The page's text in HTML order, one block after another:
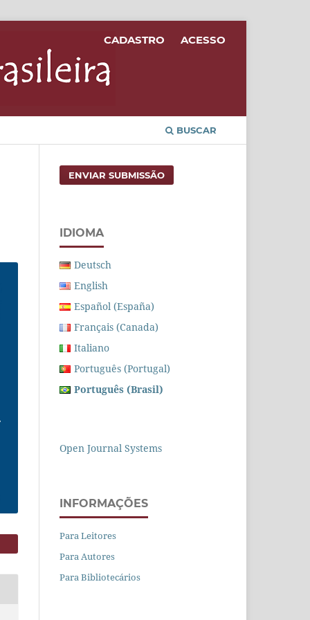
BUSCAR
CADASTRO ACESSO
ENVIAR SUBMISSÃO
IDIOMA
Deutsch
English
Español (España)
Français (Canada)
Italiano
Português (Portugal)
Português (Brasil)
Open Journal Systems
INFORMAÇÕES
Para Leitores
Para Autores
Para Bibliotecários